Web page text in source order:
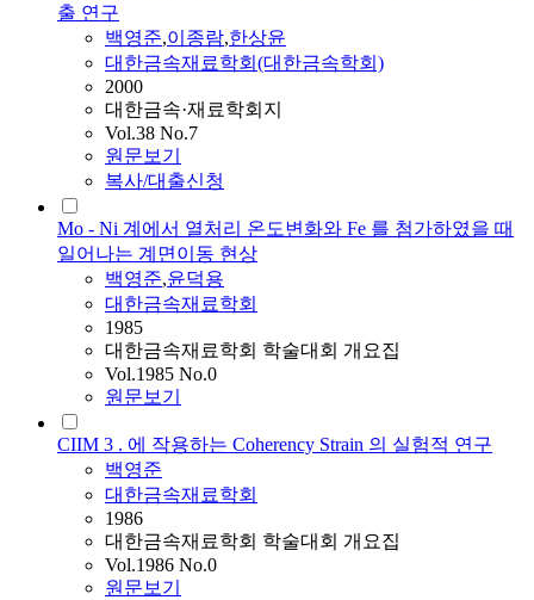
출 연구
백영준,이종람,한상윤
대한금속재료학회(대한금속학회)
2000
대한금속·재료학회지
Vol.38 No.7
원문보기
복사/대출신청
Mo - Ni 계에서 열처리 온도변화와 Fe 를 첨가하였을 때
일어나는 계면이동 현상
백영준,윤덕용
대한금속재료학회
1985
대한금속재료학회 학술대회 개요집
Vol.1985 No.0
원문보기
CIIM 3 . 에 작용하는 Coherency Strain 의 실험적 연구
백영준
대한금속재료학회
1986
대한금속재료학회 학술대회 개요집
Vol.1986 No.0
원문보기